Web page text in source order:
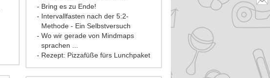
Bring es zu Ende!
Intervallfasten nach der 5:2-
Methode - Ein Selbstversuch
Wo wir gerade von Mindmaps
sprachen ...
Rezept: Pizzafüße fürs Lunchpaket